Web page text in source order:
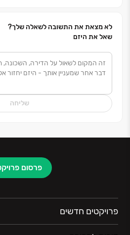
לא מצאת את התשובה לשאלה שלך?
שאל את היזם
שליחה
פרסום
פרויקטים חדשים